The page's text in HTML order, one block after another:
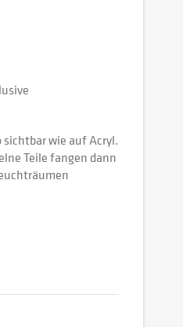
wie auf Acryl.
Teile fangen dann